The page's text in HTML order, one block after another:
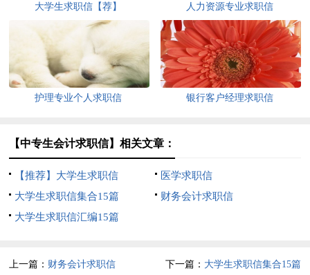
大学生求职信【荐】 人力资源专业求职信
护理专业个人求职信 银行客户经理求职信
【中专生会计求职信】相关文章：
【推荐】大学生求职信
医学求职信
大学生求职信集合15篇
财务会计求职信
大学生求职信汇编15篇
上一篇： 财务会计求职信 下一篇： 大学生求职信集合15篇